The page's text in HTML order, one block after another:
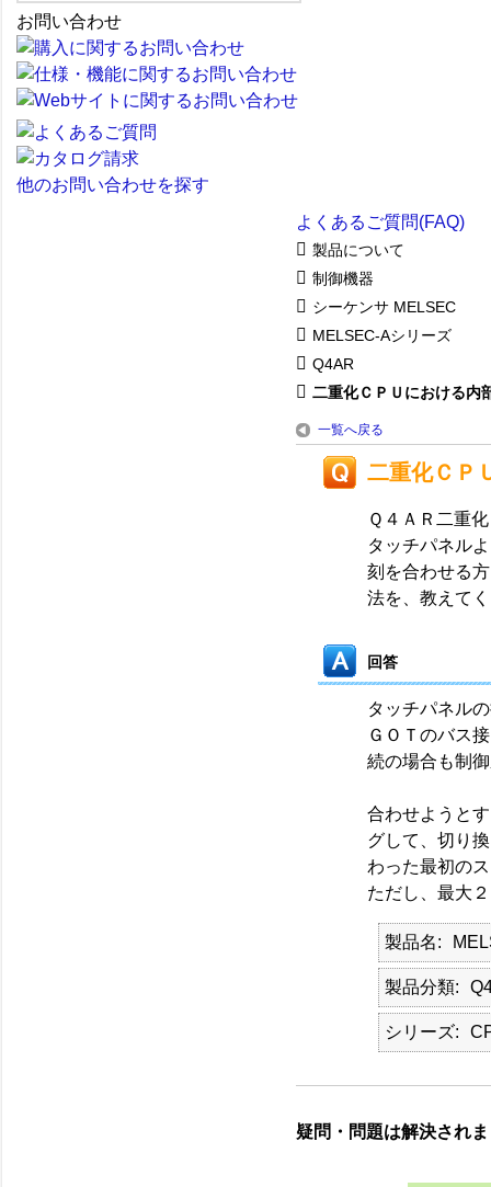
お問い合わせ
他のお問い合わせを探す
よくあるご質問(FAQ)
製品について
制御機器
シーケンサ MELSEC
MELSEC-Aシリーズ
Q4AR
二重化ＣＰＵにおける内
一覧へ戻る
二重化ＣＰ
Ｑ４ＡＲ二重
タッチパネル
刻を合わせる方
法を、教えて
回答
タッチパネル
ＧＯＴのバス接
続の場合も制
合わせようと
グして、切り換
わった最初の
ただし、最大
製品名
製品分類
シリーズ
疑問・問題は解決され